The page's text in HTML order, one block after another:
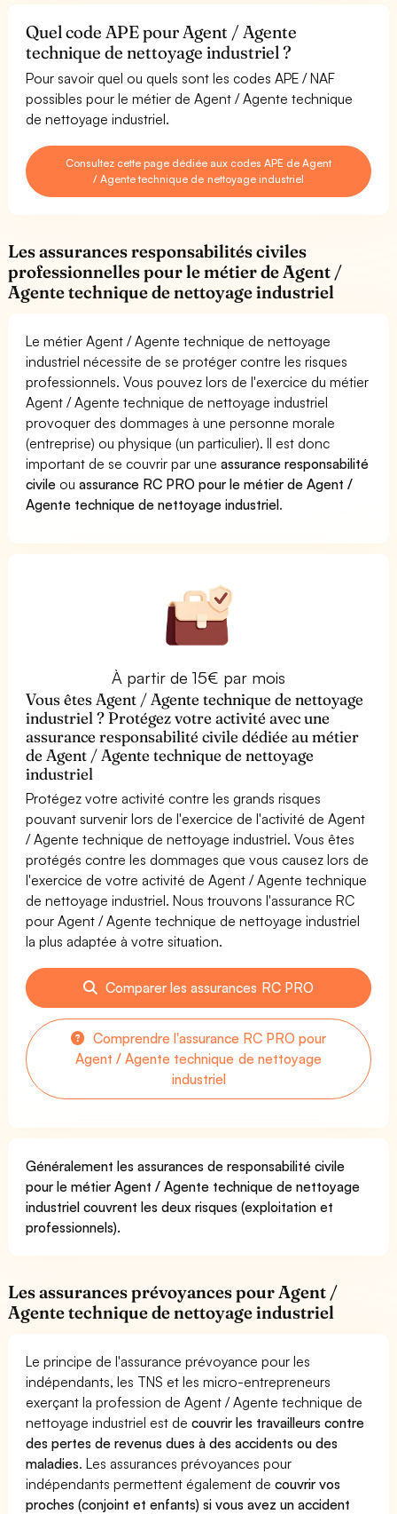
Quel code APE pour Agent / Agente
technique de nettoyage industriel ?
Pour savoir quel ou quels sont les codes APE / NAF
possibles pour le métier de Agent / Agente technique
de nettoyage industriel.
Consultez cette page dédiée aux codes APE de Agent
/ Agente technique de nettoyage industriel
Les assurances responsabilités civiles
professionnelles pour le métier de Agent /
Agente technique de nettoyage industriel
Le métier Agent / Agente technique de nettoyage
industriel nécessite de se protéger contre les risques
professionnels. Vous pouvez lors de l'exercice du métier
Agent / Agente technique de nettoyage industriel
provoquer des dommages à une personne morale
(entreprise) ou physique (un particulier). Il est donc
important de se couvrir par uneassurance responsabilité
civile ouassurance RC PRO pour le métier de Agent /
Agente technique de nettoyage industriel.
À partir de 15€ par mois
Vous êtes Agent / Agente technique de nettoyage
industriel ? Protégez votre activité avec une
assurance responsabilité civile dédiée au métier
de Agent / Agente technique de nettoyage
industriel
Protégez votre activité contre les grands risques
pouvant survenir lors de l'exercice de l'activité de Agent
/ Agente technique de nettoyage industriel. Vous êtes
protégés contre les dommages que vous causez lors de
l'exercice de votre activité de Agent / Agente technique
de nettoyage industriel. Nous trouvons l'assurance RC
pour Agent / Agente technique de nettoyage industriel
la plus adaptée à votre situation.
Comparer les assurances RC PRO
Comprendre l'assurance RC PRO pour
Agent / Agente technique de nettoyage
industriel
Généralement les assurances de responsabilité civile
pour le métier Agent / Agente technique de nettoyage
industriel couvrent les deux risques (exploitation et
professionnels).
Les assurances prévoyances pour Agent /
Agente technique de nettoyage industriel
Le principe de l'assurance prévoyance pour les
indépendants, les TNS et les micro-entrepreneurs
exerçant la profession de Agent / Agente technique de
nettoyage industriel est decouvrir les travailleurs contre
des pertes de revenus dues à des accidents ou des
maladies. Les assurances prévoyances pour
indépendants permettent également decouvrir vos
proches (conjoint et enfants) si vous avez un accident